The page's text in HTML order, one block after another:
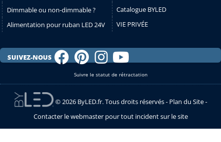
Dimmable ou non-dimmable ?
Alimentation pour ruban LED 24V
Catalogue BYLED
VIE PRIVÉE
SUIVEZ-NOUS
Suivre le statut de rétractation
© 2026 ByLED.fr. Tous droits réservés - Plan du Site-
Contacter le webmaster pour tout incident sur le site